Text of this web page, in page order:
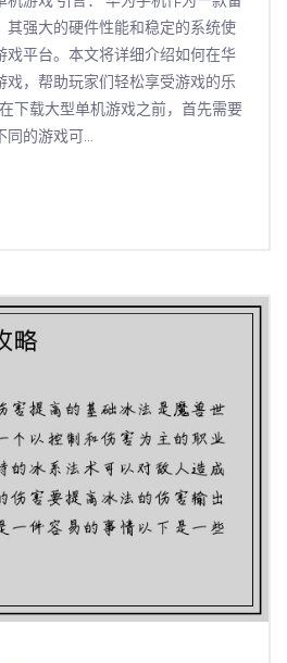
其强大的硬件性能和稳定的系统使
平台。本文将详细介绍如何在华
戏，帮助玩家们轻松享受游戏的乐
下载大型单机游戏之前，首先需要
的游戏可...